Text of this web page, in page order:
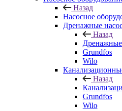
Назад
Насосное
Дренажные
Назад
Grundfos
Wilo
Назад
Grundfos
Wilo